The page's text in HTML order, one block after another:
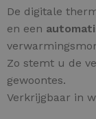
De digitale
en een
Zo stemt u de
gewoontes.
Verkrijgbaar in